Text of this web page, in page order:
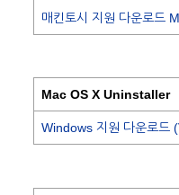
매킨토시 지원 다운로드
Mac OS X Uninstaller
Windows 지원 다운로